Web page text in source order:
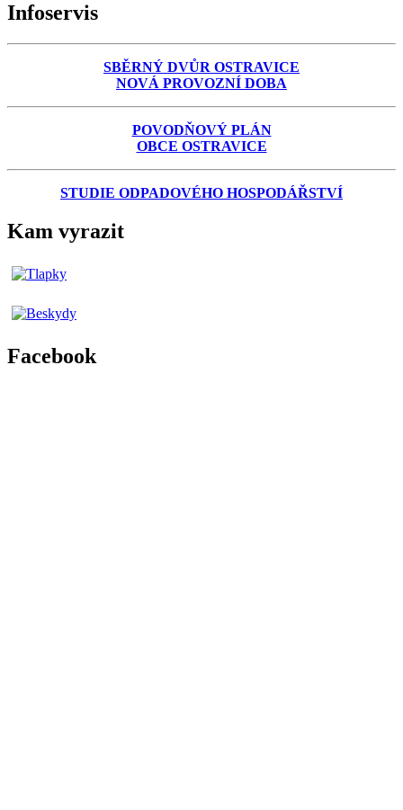
Infoservis
SBĚRNÝ DVŮR OSTRAVICE
NOVÁ PROVOZNÍ DOBA
POVODŇOVÝ PLÁN
OBCE OSTRAVICE
STUDIE ODPADOVÉHO HOSPODÁŘSTVÍ
Kam vyrazit
Facebook